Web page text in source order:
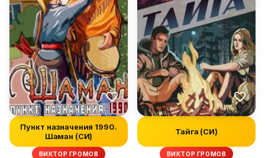
Пункт назначения 1990.
Шаман (СИ)
ВИКТОР ГРОМОВ
Тайга (СИ)
ВИКТОР ГРОМОВ